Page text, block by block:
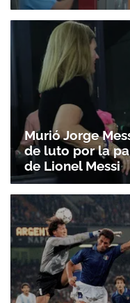
Murió Jorge
de luto por la
de Lionel Messi